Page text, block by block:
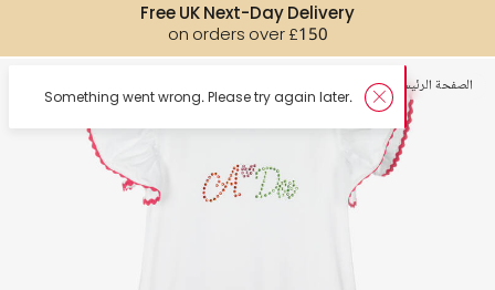
Free UK Next-Day Delivery
on orders over £150
الصفحة الرئيسية